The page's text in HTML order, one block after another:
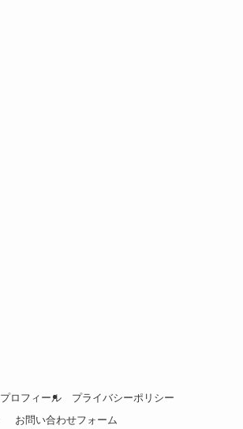
プロフィール
プライバシーポリシー
お問い合わせフォーム